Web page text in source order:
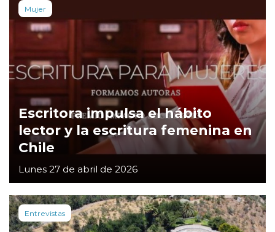
Mujer
Escritora impulsa el hábito
lector y la escritura femenina en
Chile
Lunes 27 de abril de 2026
Entrevistas